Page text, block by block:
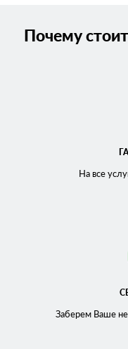
Почему
На все
Заберем Ваше